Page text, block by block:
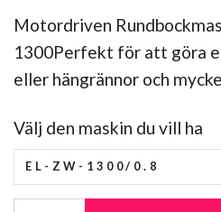
Motordriven
1300Perfekt för att göra
eller hängrännor och
Välj den maskin du vill ha
EL-ZW-1300/0.8